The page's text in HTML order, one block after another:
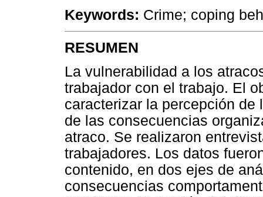
Keywords: Crime; coping
RESUMEN
La vulnerabilidad a los
trabajador con el trabajo. El
caracterizar la percepción
de las consecuencias
atraco. Se realizaron
trabajadores. Los datos
contenido, en dos ejes de
consecuencias